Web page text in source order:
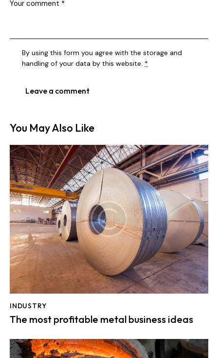
By using this form you agree with the storage and
handling of your data by this website. *
You May Also Like
INDUSTRY
The most profitable metal business ideas